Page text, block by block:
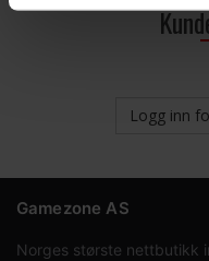
Logg inn
Gamezone AS
Norges største nettbutikk